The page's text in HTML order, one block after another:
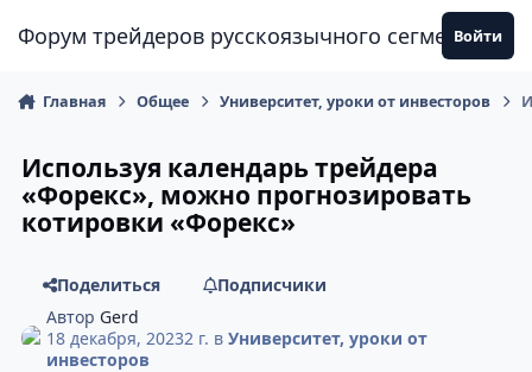
Форум трейдеров русскоязычного сегмента
Войти
Главная Общее Университет, уроки от инвесторов
Используя календарь трейдера
«Форекс», можно прогнозировать
котировки «Форекс»
Поделиться
Подписчики
Автор Gerd
18 декабря, 20232 г. вУниверситет, уроки от
инвесторов